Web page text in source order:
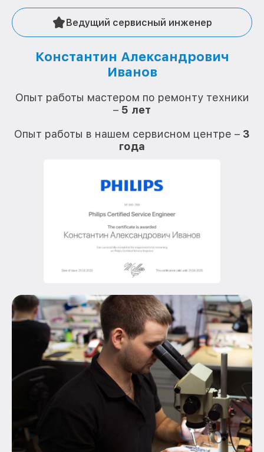
Ведущий сервисный инженер
Константин Александрович
Иванов
Опыт работы мастером по ремонту техники
– 5 лет
Опыт работы в нашем сервисном центре – 3
года